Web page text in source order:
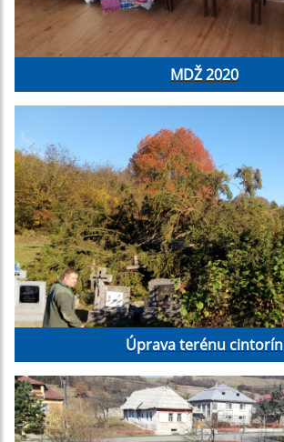
MDŽ 2020
Úprava terénu cintorín